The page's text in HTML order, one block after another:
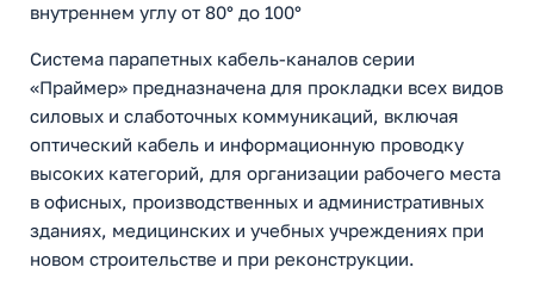
внутреннем углу от 80° до 100°
Система парапетных кабель-каналов серии
«Праймер» предназначена для прокладки всех видов
силовых и слаботочных коммуникаций, включая
оптический кабель и информационную проводку
высоких категорий, для организации рабочего места
в офисных, производственных и административных
зданиях, медицинских и учебных учреждениях при
новом строительстве и при реконструкции.